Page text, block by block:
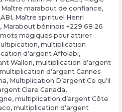
Maître marabout de confiance,
, Maître spirituel Henri
, Marabout béninois +229 68 26
mots magiques pour attirer
, multiplication
d’argent Affolabi,
Wallon, multiplication d’argent
multiplication d’argent Cannes
, Multiplication D’argent Ce qu’il
Clare Canada,
, multiplication d’argent Côte
, multiplication d’argent